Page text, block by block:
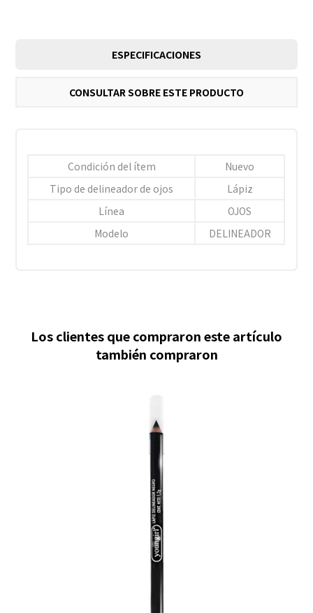
ESPECIFICACIONES
CONSULTAR SOBRE ESTE PRODUCTO
Condición del ítem
Nuevo
Tipo de delineador de ojos
Lápiz
Línea
OJOS
Modelo
DELINEADOR
Los clientes que compraron este artículo
también compraron